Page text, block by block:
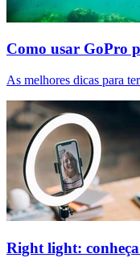
Como usar GoPro
As melhores dicas para
Right light: